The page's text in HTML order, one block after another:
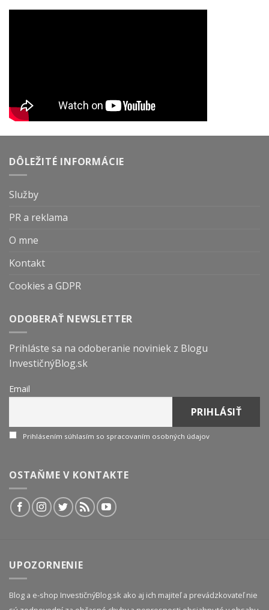
DÔLEŽITÉ INFORMÁCIE
Služby
PR a reklama
O mne
Kontakt
Cookies a GDPR
ODOBERAŤ NEWSLETTER
Prihláste sa na odoberanie noviniek z Blogu
InvestičnýBlog.sk
Email
Prihlásením súhlasím so spracovaním osobných údajov
OSTAŇME V KONTAKTE
UPOZORNENIE
Blog a e-shop InvestičnýBlog.sk ako aj ich majiteľ a prevádzkovateľ nie